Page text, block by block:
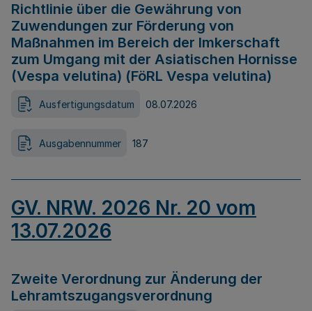
Richtlinie über die Gewährung von
Zuwendungen zur Förderung von
Maßnahmen im Bereich der Imkerschaft
zum Umgang mit der Asiatischen Hornisse
(Vespa velutina) (FöRL Vespa velutina)
Ausfertigungsdatum 08.07.2026
Ausgabennummer 187
GV. NRW. 2026 Nr. 20 vom
13.07.2026
Zweite Verordnung zur Änderung der
Lehramtszugangsverordnung